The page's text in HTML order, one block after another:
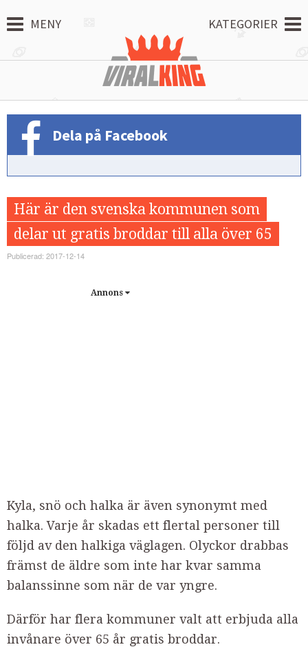
MENY KATEGORIER
Dela på Facebook
Här är den svenska kommunen som
delar ut gratis broddar till alla över 65
Publicerad: 2017-12-14
Annons
Kyla, snö och halka är även synonymt med
halka. Varje år skadas ett flertal personer till
följd av den halkiga väglagen. Olyckor drabbas
främst de äldre som inte har kvar samma
balanssinne som när de var yngre.
Därför har flera kommuner valt att erbjuda alla
invånare över 65 år gratis broddar.